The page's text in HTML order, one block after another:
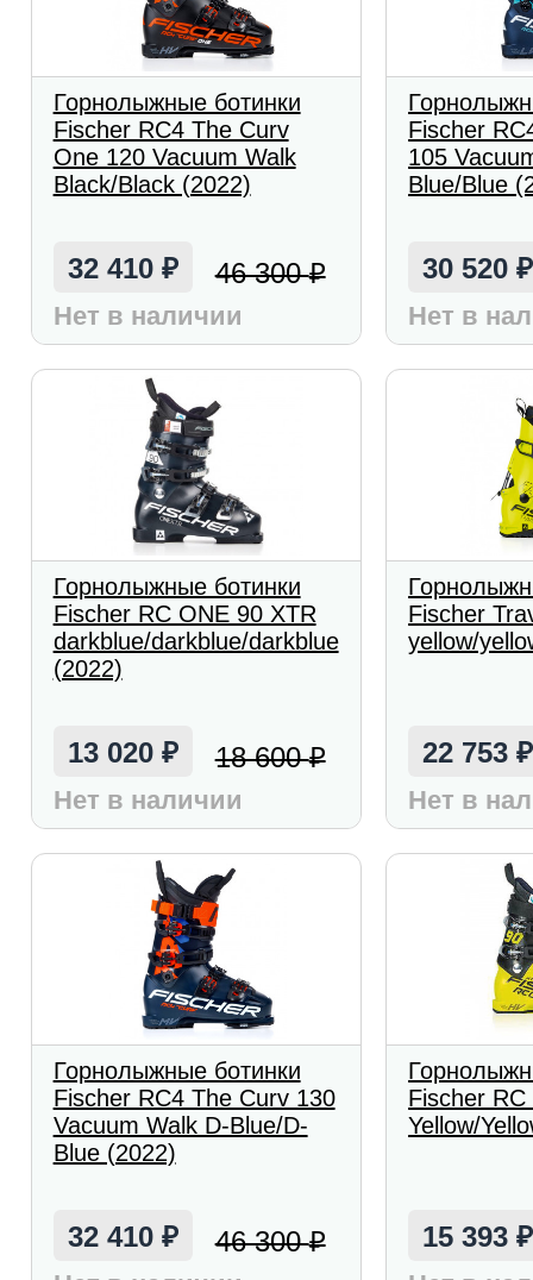
Горнолыжные ботинки
Fischer RC4 The Curv
One 120 Vacuum Walk
Black/Black (2022)
32 410 ₽ 46 300₽
Нет в наличии
Fischer
105
Blue/Blue
30 520₽
Нет в
Горнолыжные ботинки
Fischer RC ONE 90 XTR
darkblue/darkblue/darkblue
(2022)
13 020 ₽ 18 600₽
Нет в наличии
Fischer
yellow/
22 753₽
Нет в
Горнолыжные ботинки
Fischer RC4 The Curv 130
Vacuum Walk D-Blue/D-
Blue (2022)
32 410 ₽ 46 300₽
Fischer
Yellow/
15 393₽